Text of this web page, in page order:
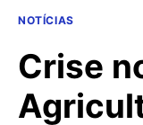
NOTÍCIAS
Crise